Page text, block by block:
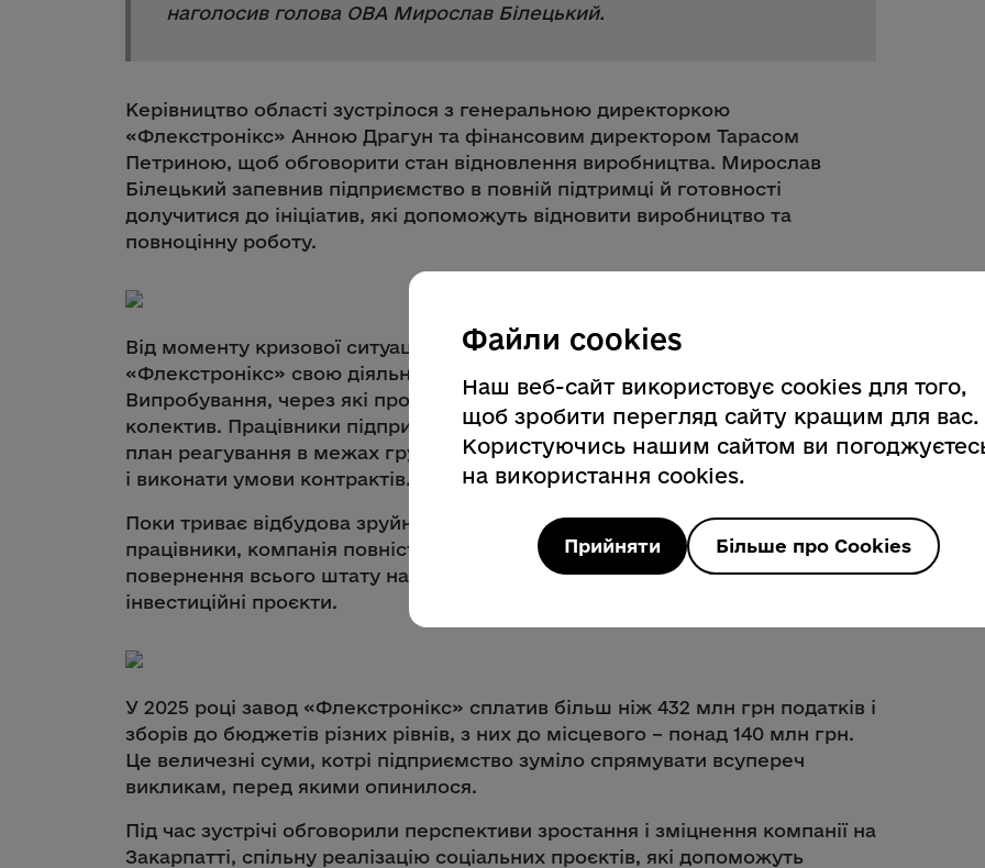
наголосив голова ОВА Мирослав Білецький.
Керівництво області зустрілося з генеральною директоркою
«Флекстронікс» Анною Драгун та фінансовим директором Тарасом
Петриною, щоб обговорити стан відновлення виробництва. Мирослав
Білецький запевнив підприємство в повній підтримці й готовності
долучитися до ініціатив, які допоможуть відновити виробництво та
повноцінну роботу.
Від моменту кризової ситуації, коли не було певності, чи продовжить
«Флекстронікс» свою діяльність на Закарпатті, змінилося чимало.
Випробування, через які пройшла компанія, згуртували і загартували
колектив. Працівники підприємства успішно реалізували корпоративний
план реагування в межах групи FLEX. Це дозволило зберегти робочі місця
і виконати умови контрактів.
Поки триває відбудова зруйнованих приміщень, до якої залучені й самі
працівники, компанія повністю виконує соціальні зобов’язання, готує
повернення всього штату на робочі місця та паралельно втілює нові
інвестиційні проєкти.
У 2025 році завод «Флекстронікс» сплатив більш ніж 432 млн грн податків і
зборів до бюджетів різних рівнів, з них до місцевого – понад 140 млн грн.
Це величезні суми, котрі підприємство зуміло спрямувати всупереч
викликам, перед якими опинилося.
Під час зустрічі обговорили перспективи зростання і зміцнення компанії на
Закарпатті, спільну реалізацію соціальних проєктів, які допоможуть
Файли cookies
Наш веб-сайт використовує cookies для того,
щоб зробити перегляд сайту кращим для вас.
Користуючись нашим сайтом ви
на використання cookies.
Прийняти Більше про Cookies